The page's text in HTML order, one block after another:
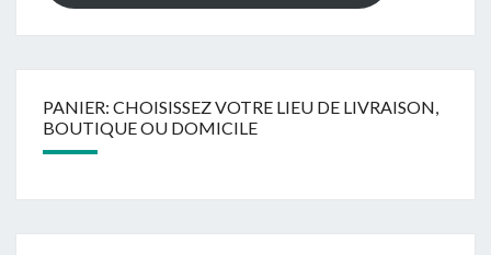
PANIER: CHOISISSEZ VOTRE LIEU DE LIVRAISON,
BOUTIQUE OU DOMICILE